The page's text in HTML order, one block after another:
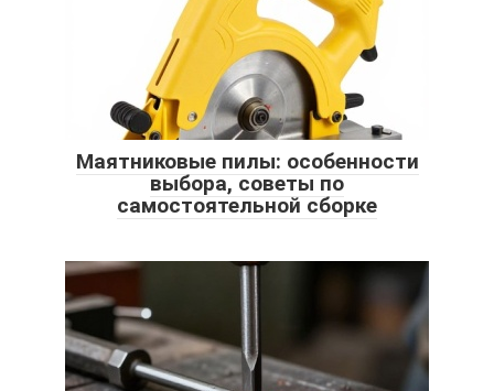
Маятниковые пилы: особенности
выбора, советы по
самостоятельной сборке